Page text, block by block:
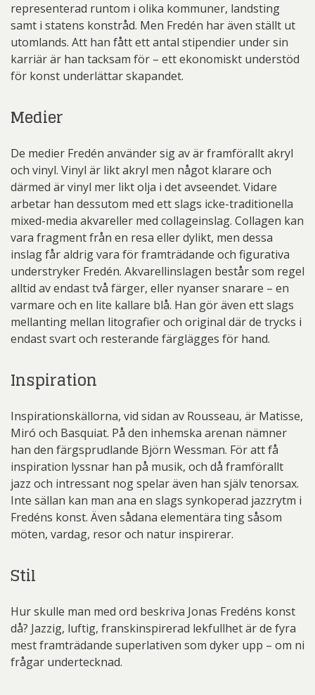
representerad runtom i olika kommuner, landsting
samt i statens konstråd. Men Fredén har även ställt ut
utomlands. Att han fått ett antal stipendier under sin
karriär är han tacksam för – ett ekonomiskt understöd
för konst underlättar skapandet.
Medier
De medier Fredén använder sig av är framförallt akryl
och vinyl. Vinyl är likt akryl men något klarare och
därmed är vinyl mer likt olja i det avseendet. Vidare
arbetar han dessutom med ett slags icke-traditionella
mixed-media akvareller med collageinslag. Collagen kan
vara fragment från en resa eller dylikt, men dessa
inslag får aldrig vara för framträdande och figurativa
understryker Fredén. Akvarellinslagen består som regel
alltid av endast två färger, eller nyanser snarare – en
varmare och en lite kallare blå. Han gör även ett slags
mellanting mellan litografier och original där de trycks i
endast svart och resterande färglägges för hand.
Inspiration
Inspirationskällorna, vid sidan av Rousseau, är Matisse,
Miró och Basquiat. På den inhemska arenan nämner
han den färgsprudlande Björn Wessman. För att få
inspiration lyssnar han på musik, och då framförallt
jazz och intressant nog spelar även han själv tenorsax.
Inte sällan kan man ana en slags synkoperad jazzrytm i
Fredéns konst. Även sådana elementära ting såsom
möten, vardag, resor och natur inspirerar.
Stil
Hur skulle man med ord beskriva Jonas Fredéns konst
då? Jazzig, luftig, franskinspirerad lekfullhet är de fyra
mest framträdande superlativen som dyker upp – om ni
frågar undertecknad.